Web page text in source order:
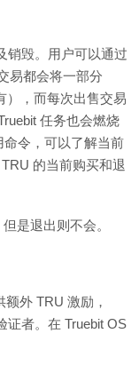
销毁。用户可以通过
易都会将一部分
），而每次出售交易
任务也会燃烧
命令，可以了解当前
的当前购买和退
是退出则不会。
外 TRU 激励，
证者。在 Truebit OS